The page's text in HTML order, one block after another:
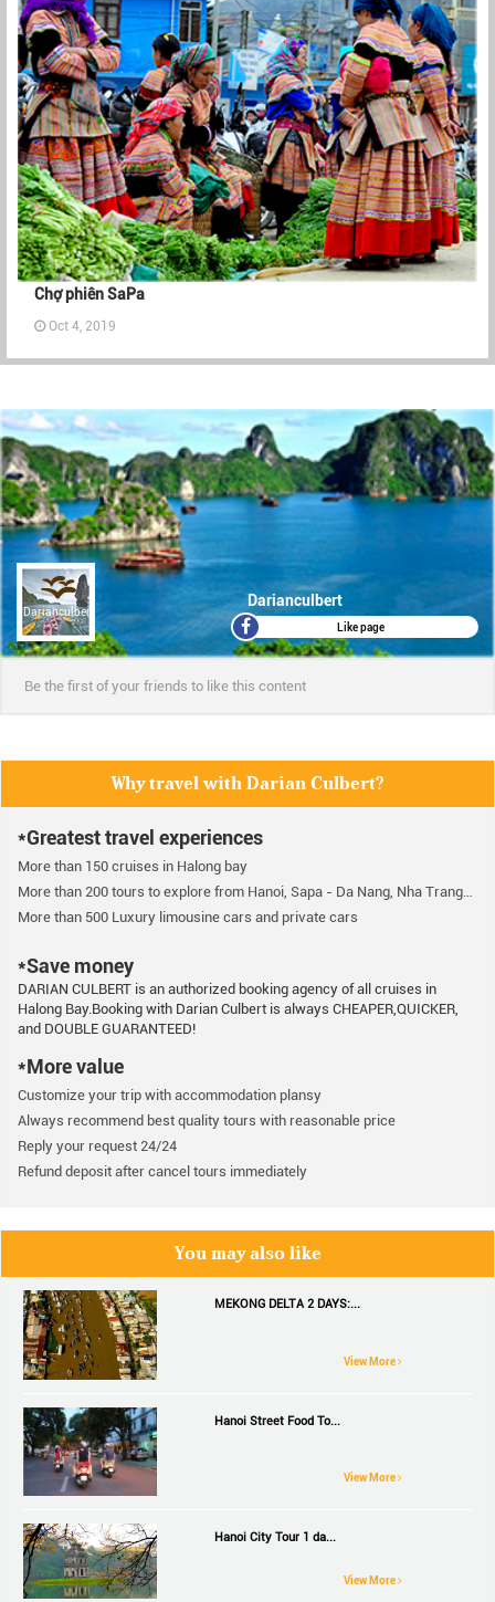
Chợ phiên SaPa
Oct 4, 2019
Darianculbert
Darianculbert
Like page
Be the first of your friends to like this content
Why travel with Darian Culbert?
*Greatest travel experiences
More than 150 cruises in Halong bay
More than 200 tours to explore from Hanoi, Sapa - Da Nang, Nha Trang…
More than 500 Luxury limousine cars and private cars
*Save money
DARIAN CULBERT is an authorized booking agency of all cruises in
Halong Bay.Booking with Darian Culbert is always CHEAPER,QUICKER,
and DOUBLE GUARANTEED!
*More value
Customize your trip with accommodation plansy
Always recommend best quality tours with reasonable price
Reply your request 24/24
Refund deposit after cancel tours immediately
You may also like
MEKONG DELTA 2 DAYS:...
View More
Hanoi Street Food To...
View More
Hanoi City Tour 1 da...
View More